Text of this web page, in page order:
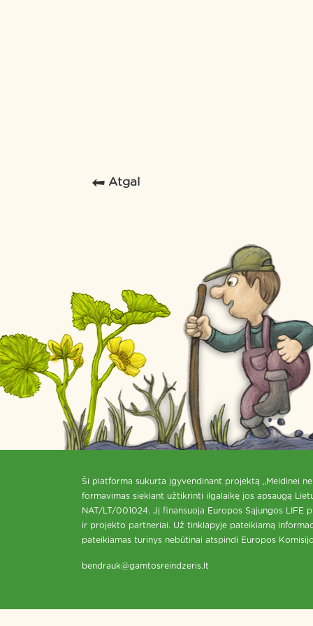
Atgal
Ši platforma sukurta įgyvendinant projektą „Meldinei
formavimas siekiant užtikrinti ilgalaikę jos apsaugą
NAT/LT/001024. Jį finansuoja Europos Sąjungos LIFE
ir projekto partneriai. Už tinklapyje pateikiamą
pateikiamas turinys nebūtinai atspindi Europos
bendrauk@gamtosreindzeris.lt